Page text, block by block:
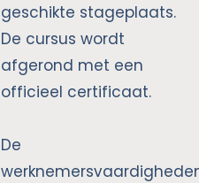
geschikte stageplaats.
De cursus wordt
afgerond met een
officieel certificaat.
De